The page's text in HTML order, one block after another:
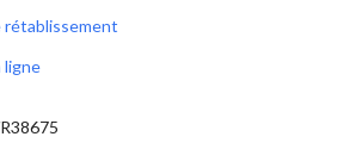
rétablissement
ligne